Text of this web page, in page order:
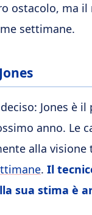
ostacolo, ma
settimane.
Jones è
anno. Le
alla
. Il
sua stima è